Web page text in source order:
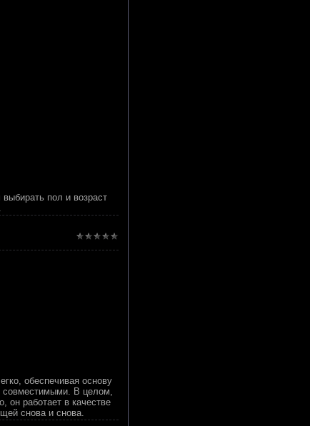
пол и возраст
обеспечивая основу
совместимыми. В целом,
он работает в качестве
снова и снова.